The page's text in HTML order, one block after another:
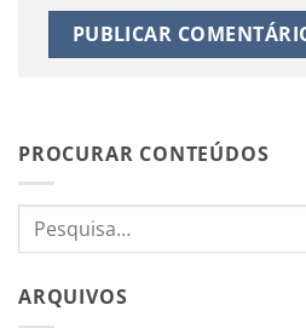
PROCURAR CONTEÚDOS
ARQUIVOS